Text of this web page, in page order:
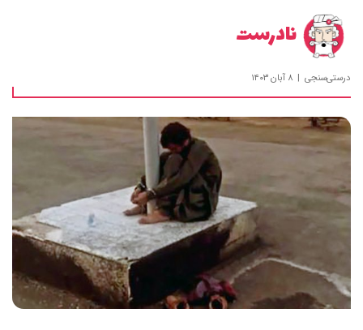
نادرست
درستی‌سنجی ۸ آبان ۱۴۰۳